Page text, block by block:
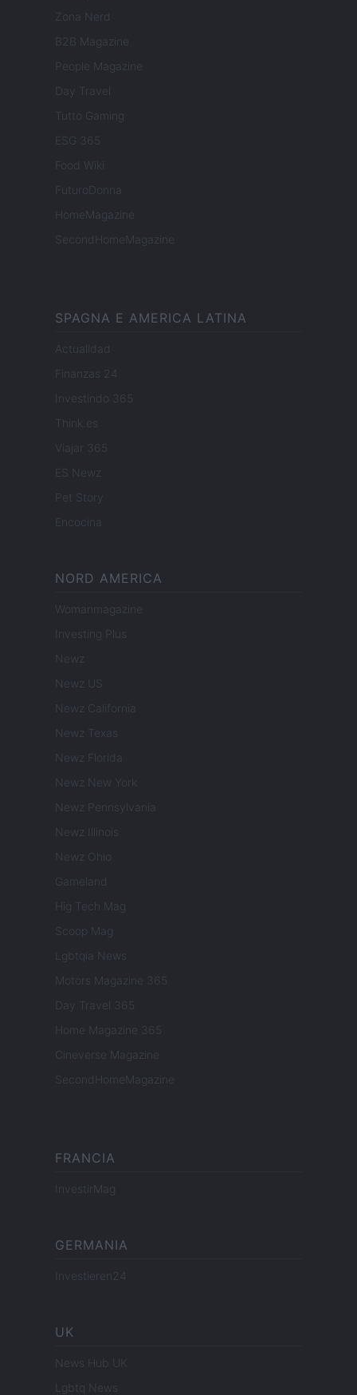
Zona Nerd
B2B Magazine
People Magazine
Day Travel
Tutto Gaming
ESG 365
Food Wiki
FuturoDonna
HomeMagazine
SecondHomeMagazine
SPAGNA E AMERICA LATINA
Actualidad
Finanzas 24
Investindo 365
Think.es
Viajar 365
ES Newz
Pet Story
Encocina
NORD AMERICA
Womanmagazine
Investing Plus
Newz
Newz US
Newz California
Newz Texas
Newz Florida
Newz New York
Newz Pennsylvania
Newz Illinois
Newz Ohio
Gameland
Hig Tech Mag
Scoop Mag
Lgbtqia News
Motors Magazine 365
Day Travel 365
Home Magazine 365
Cineverse Magazine
SecondHomeMagazine
FRANCIA
InvestirMag
GERMANIA
Investieren24
UK
News Hub UK
Lgbtq News